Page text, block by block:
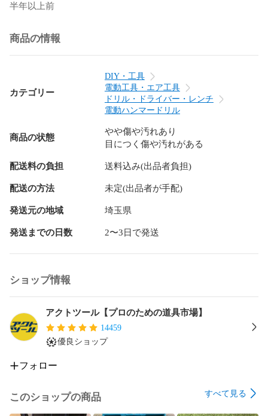
いますのでご了承ください。
【保証について】
商品が到着したらすぐに受取評価はせず、内容や動作に不備
がないかご確認ください。
万が一、不備がございましたら商品到着後から7日間以内に、
取引メッセージにてご連絡をお願い致します。
バッテリー及び先端工具などの消耗品は保証の対象外となり
お控えください。
【配送について】
配送方法は変更できませんのでご了承ください。
※配送先が沖縄県の場合、陸送のため到着にお時間がかかりま
又、離島の場合は商品到着に10日前後かかる場合がございま
購入時に自動送付されるメールや、決済手段ごとに発行され
る利用明細等で代替をお願いいたします。
領収書代わりに使える書類(領収書の代わりに証憑書類として
使えます。)
クレジットカード払い：カード会社が発行する利用明細
コンビニ／ATM払い：コンビニが発行するレシート(領収書)や
利用明細
キャリア決済：携帯会社のご利用(請求)明細
半年以上前
商品の情報
カテゴリー
DIY・工具
電動工具・エア工具
ドリル・ドライバー・レンチ
電動ハンマードリル
商品の状態
やや傷や汚れあり
目につく傷や汚れがある
配送料の負担 送料込み(出品者負担)
配送の方法 未定(出品者が手配)
発送元の地域 埼玉県
発送までの日数 2〜3日で発送
ショップ情報
アクトツール【プロのための道具市場】
14459
優良ショップ
フォロー
このショップの商品 すべて見る